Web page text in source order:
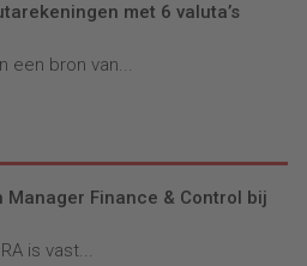
met 6 valuta’s
een bron van...
Manager Finance & Control bij
is vast...